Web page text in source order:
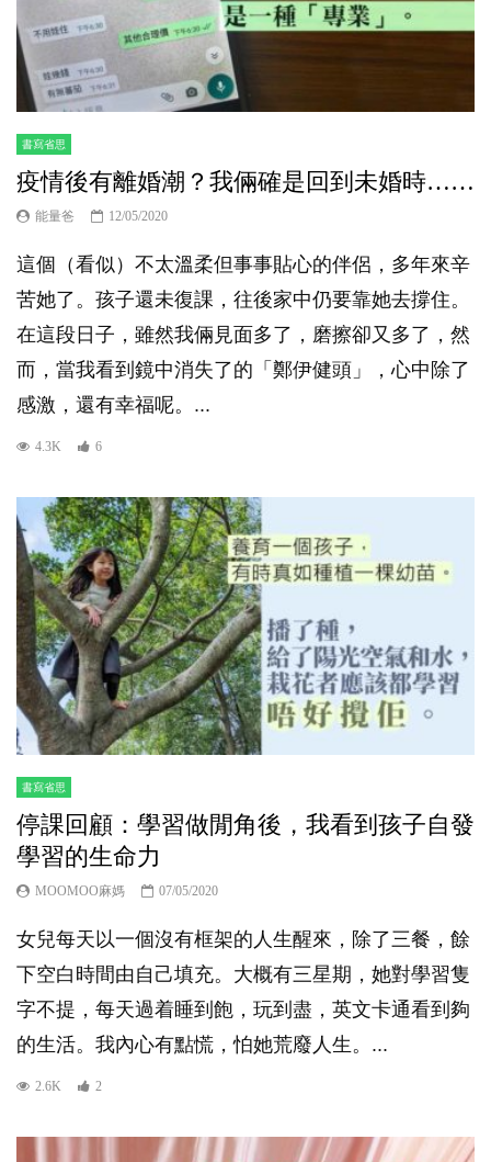
書寫省思
疫情後有離婚潮？我倆確是回到未婚時……
能量爸 12/05/2020
這個（看似）不太溫柔但事事貼心的伴侶，多年來辛
苦她了。孩子還未復課，往後家中仍要靠她去撐住。
在這段日子，雖然我倆見面多了，磨擦卻又多了，然
而，當我看到鏡中消失了的「鄭伊健頭」，心中除了
感激，還有幸福呢。...
4.3K 6
書寫省思
停課回顧：學習做閒角後，我看到孩子自發
學習的生命力
MOOMOO麻媽 07/05/2020
女兒每天以一個沒有框架的人生醒來，除了三餐，餘
下空白時間由自己填充。大概有三星期，她對學習隻
字不提，每天過着睡到飽，玩到盡，英文卡通看到夠
的生活。我內心有點慌，怕她荒廢人生。...
2.6K 2